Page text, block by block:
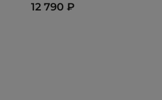
12 790 ₽